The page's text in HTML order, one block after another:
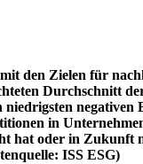
den Zielen für
Durchschnitt
in
oder in Zukunft
ISS ESG)